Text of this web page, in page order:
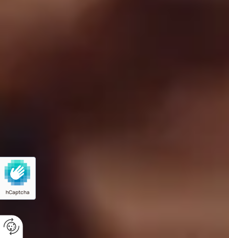
hCaptcha